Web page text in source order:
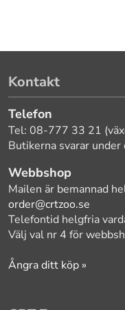
Kontakt
Telefon
Tel: 08-777 33 21
Butikerna svarar
Webbshop
Mailen är bemannad
order@crtzoo.se
Telefontid helgfria
Välj val nr 4 för
Ångra ditt köp »